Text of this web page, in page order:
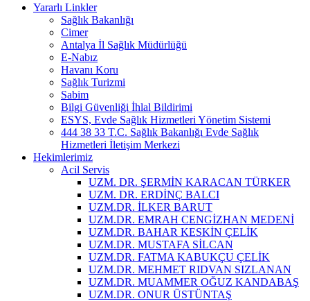
Yararlı Linkler
Sağlık Bakanlığı
Cimer
Antalya İl Sağlık Müdürlüğü
E-Nabız
Havanı Koru
Sağlık Turizmi
Sabim
Bilgi Güvenliği İhlal Bildirimi
ESYS, Evde Sağlık Hizmetleri Yönetim Sistemi
444 38 33 T.C. Sağlık Bakanlığı Evde Sağlık
Hizmetleri İletişim Merkezi
Hekimlerimiz
Acil Servis
UZM. DR. ŞERMİN KARACAN TÜRKER
UZM. DR. ERDİNÇ BALCI
UZM.DR. İLKER BARUT
UZM.DR. EMRAH CENGİZHAN MEDENİ
UZM.DR. BAHAR KESKİN ÇELİK
UZM.DR. MUSTAFA SİLCAN
UZM.DR. FATMA KABUKÇU ÇELİK
UZM.DR. MEHMET RIDVAN SIZLANAN
UZM.DR. MUAMMER OĞUZ KANDABAŞ
UZM.DR. ONUR ÜSTÜNTAŞ